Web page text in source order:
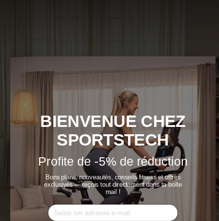
BIENVENUE CHEZ
SPORTSTECH
Profite de -5% de réduction
Bons plans, nouveautés, conseils fitness et offres
exclusives — reçois tout directement dans ta boîte
mail !